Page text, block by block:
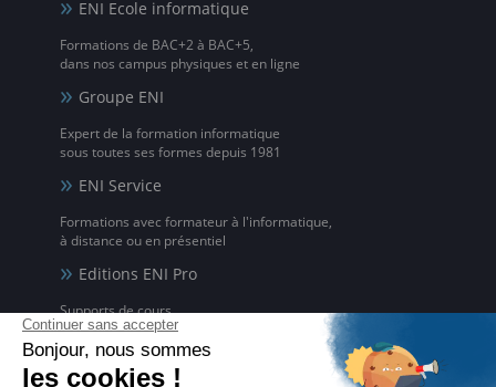
ENI Ecole informatique
Formations de BAC+2 à BAC+5,
dans nos campus physiques et en ligne
Groupe ENI
Expert de la formation informatique
sous toutes ses formes depuis 1981
ENI Service
Formations avec formateur à l'informatique,
à distance ou en présentiel
Editions ENI Pro
Supports de cours
pour les organismes de formation
ENI elearning